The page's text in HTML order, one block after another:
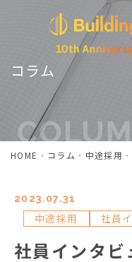
コラム
HOME コラム 中途採用
2023.07.31
中途採用 社員
社員インタ